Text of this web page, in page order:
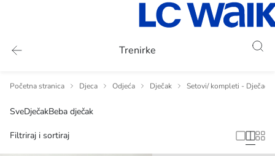
Trenirke
Početna stranica Djeca Odjeća Dječak Setovi/ kompleti - Dječaci
SveDječakBeba dječak
Filtriraj i sortiraj